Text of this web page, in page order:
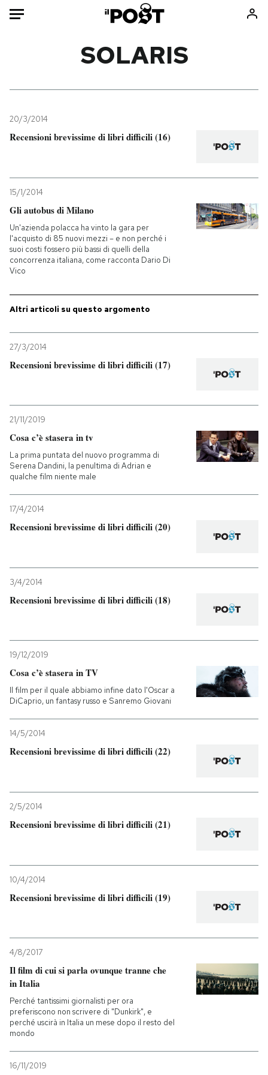
Mondo
Politica
Scienza
Economia
Sport
Consumismi
Mondiali calcio 2026
PODCAST
NEWSLETTER
I MIEI PREFERITI
CALENDARIO
SOLARIS
20/3/2014
Recensioni brevissime di libri difficili (16)
15/1/2014
Gli autobus di Milano
Un'azienda polacca ha vinto la gara per
l'acquisto di 85 nuovi mezzi – e non perché i
suoi costi fossero più bassi di quelli della
concorrenza italiana, come racconta Dario Di
Vico
Altri articoli su questo argomento
27/3/2014
Recensioni brevissime di libri difficili (17)
21/11/2019
Cosa c’è stasera in tv
La prima puntata del nuovo programma di
Serena Dandini, la penultima di Adrian e
qualche film niente male
17/4/2014
Recensioni brevissime di libri difficili (20)
3/4/2014
Recensioni brevissime di libri difficili (18)
19/12/2019
Cosa c’è stasera in TV
Il film per il quale abbiamo infine dato l'Oscar a
DiCaprio, un fantasy russo e Sanremo Giovani
14/5/2014
Recensioni brevissime di libri difficili (22)
2/5/2014
Recensioni brevissime di libri difficili (21)
10/4/2014
Recensioni brevissime di libri difficili (19)
4/8/2017
Il film di cui si parla ovunque tranne che
in Italia
Perché tantissimi giornalisti per ora
preferiscono non scrivere di "Dunkirk", e
perché uscirà in Italia un mese dopo il resto del
mondo
16/11/2019